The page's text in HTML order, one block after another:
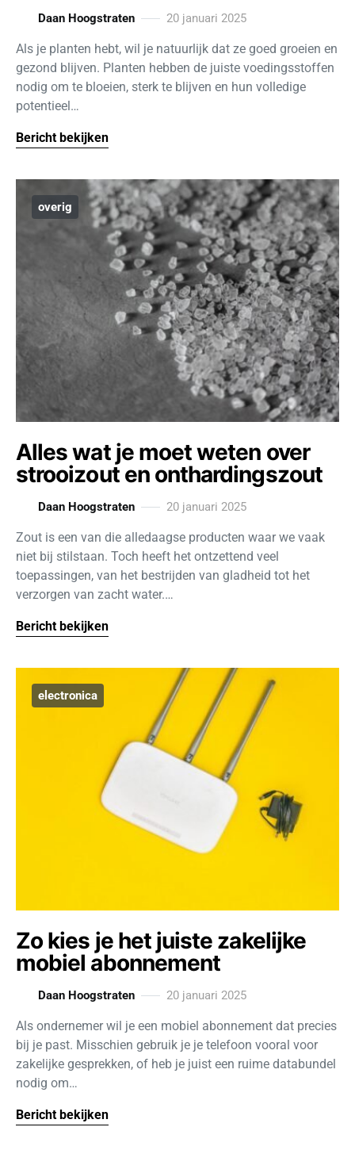
Daan Hoogstraten 20 januari 2025
Als je planten hebt, wil je natuurlijk dat ze goed groeien en
gezond blijven. Planten hebben de juiste voedingsstoffen
nodig om te bloeien, sterk te blijven en hun volledige
potentieel…
Bericht bekijken
overig
Alles wat je moet weten over
strooizout en onthardingszout
Daan Hoogstraten 20 januari 2025
Zout is een van die alledaagse producten waar we vaak
niet bij stilstaan. Toch heeft het ontzettend veel
toepassingen, van het bestrijden van gladheid tot het
verzorgen van zacht water.…
Bericht bekijken
electronica
Zo kies je het juiste zakelijke
mobiel abonnement
Daan Hoogstraten 20 januari 2025
Als ondernemer wil je een mobiel abonnement dat precies
bij je past. Misschien gebruik je je telefoon vooral voor
zakelijke gesprekken, of heb je juist een ruime databundel
nodig om…
Bericht bekijken